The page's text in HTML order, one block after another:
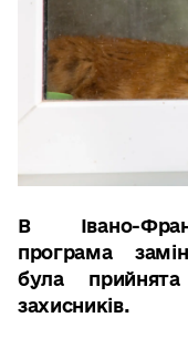
В Івано-
програма
була
захисників.